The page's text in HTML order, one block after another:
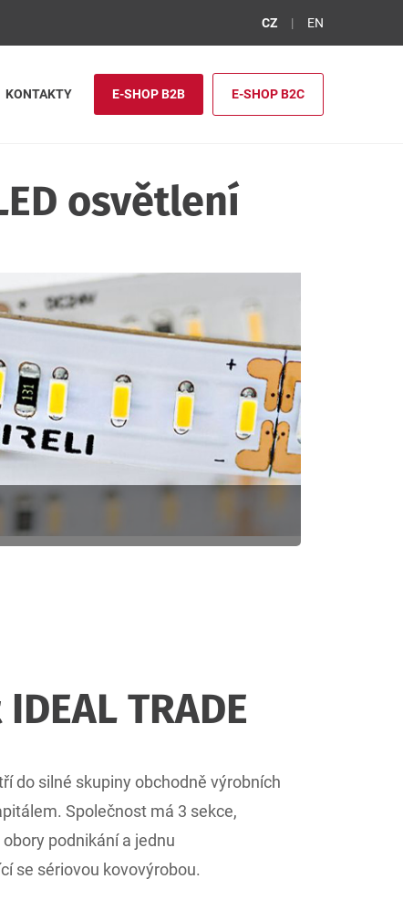
CZ EN
KONTAKTY E-SHOP B2B E-SHOP B2C
osvětlení
TRADE
do silné skupiny obchodně výrobních
Společnost má 3 sekce,
podnikání a jednu
se sériovou kovovýrobou.